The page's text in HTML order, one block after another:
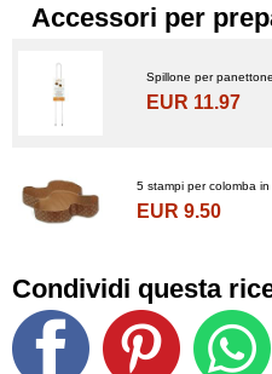
Accessori per
Spillone per
EUR 11.97
5 stampi per colomba
EUR 9.50
Condividi questa